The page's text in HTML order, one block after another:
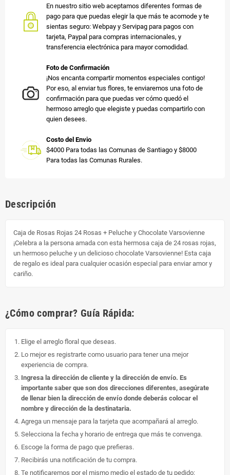
En nuestro sitio web aceptamos diferentes formas de
pago para que puedas elegir la que más te acomode y te
sientas seguro: Webpay y Servipag para pagos con
tarjeta, Paypal para compras internacionales, y
transferencia electrónica para mayor comodidad.
Foto de Confirmación
¡Nos encanta compartir momentos especiales contigo!
Por eso, al enviar tus flores, te enviaremos una foto de
confirmación para que puedas ver cómo quedó el
hermoso arreglo que elegiste y puedas compartirlo con
quien desees.
Costo del Envio
$4000 Para todas las Comunas de Santiago y $8000
Para todas las Comunas Rurales.
Descripción
Caja de Rosas Rojas 24 Rosas + Peluche y Chocolate Varsovienne
¡Celebra a la persona amada con esta hermosa caja de 24 rosas rojas,
un hermoso peluche y un delicioso chocolate Varsovienne! Esta caja
de regalo es ideal para cualquier ocasión especial para enviar amor y
cariño.
¿Cómo comprar? Guía Rápida:
Elige el arreglo floral que deseas.
Lo mejor es registrarte como usuario para tener una mejor
experiencia de compra.
Ingresa la dirección de cliente y la dirección de envío. Es
importante saber que son dos direcciones diferentes, asegúrate
de llenar bien la dirección de envío donde deberás colocar el
nombre y dirección de la destinataria.
Agrega un mensaje para la tarjeta que acompañará al arreglo.
Selecciona la fecha y horario de entrega que más te convenga.
Escoge la forma de pago que prefieras.
Recibirás una notificación de tu compra.
Te notificaremos por el mismo medio el estado de tu pedido: